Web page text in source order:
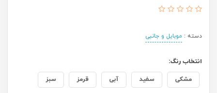
دسته : موبایل و جانبی
انتخاب رنگ:
مشکی سفید آبی قرمز سبز